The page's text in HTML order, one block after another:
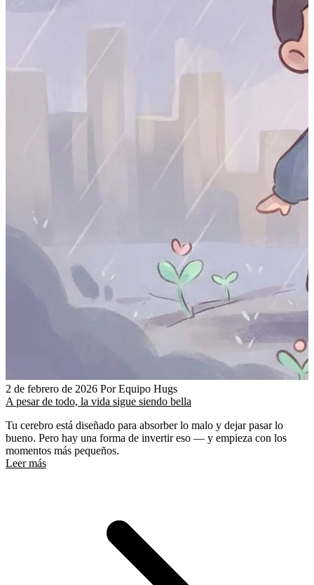
2 de febrero de 2026 Por Equipo Hugs
A pesar de todo, la vida sigue siendo bella
Tu cerebro está diseñado para absorber lo malo y dejar pasar lo
bueno. Pero hay una forma de invertir eso — y empieza con los
momentos más pequeños.
Leer más